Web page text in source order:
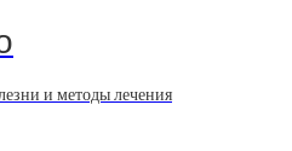
и методы лечения